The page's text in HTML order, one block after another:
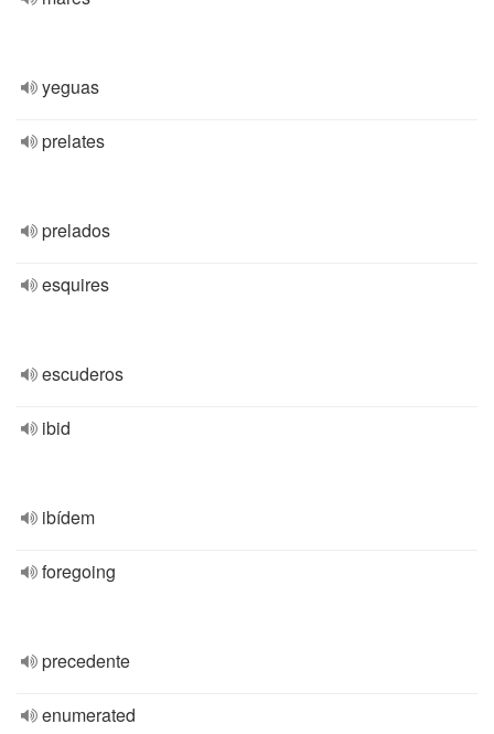
yeguas
prelates
prelados
esquires
escuderos
ibid
ibídem
foregoing
precedente
enumerated